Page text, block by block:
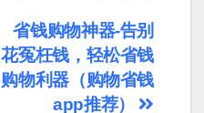
省钱购物神器-告别
花冤枉钱，轻松省钱
购物利器（购物省钱
app推荐）